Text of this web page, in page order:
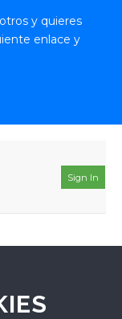
y quieres
enlace y
Sign In